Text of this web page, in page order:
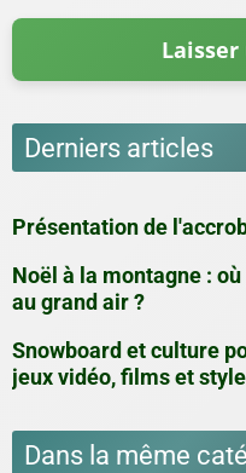
Derniers articles
Présentation de
Noël à la montagne :
au grand air ?
Snowboard et culture
jeux vidéo, films et
Dans la même